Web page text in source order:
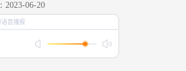
2023-06-20